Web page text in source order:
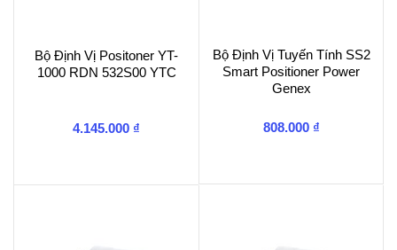
Bộ Định Vị Positoner YT-
1000 RDN 532S00 YTC
4.145.000 ₫
Bộ Định Vị Tuyến Tính SS2
Smart Positioner Power
Genex
808.000 ₫